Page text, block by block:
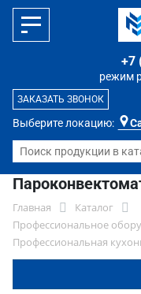
Выберите локацию:
режим
+7
ЗАКАЗАТЬ ЗВОНОК
Главная
Каталог
Профессиональное
Профессиональная